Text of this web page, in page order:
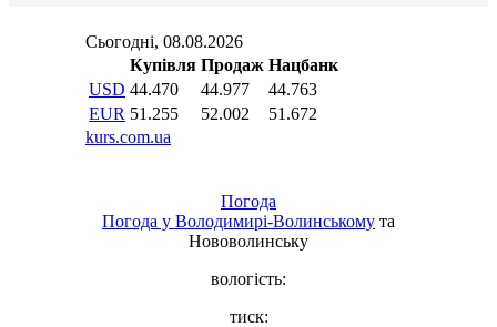
Погода
Погода у Володимирі-Волинському та
Нововолинську
вологість:
тиск: